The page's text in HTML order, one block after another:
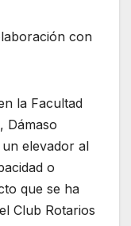
con
la Facultad
Dámaso
elevador al
o
que se ha
Club Rotarios